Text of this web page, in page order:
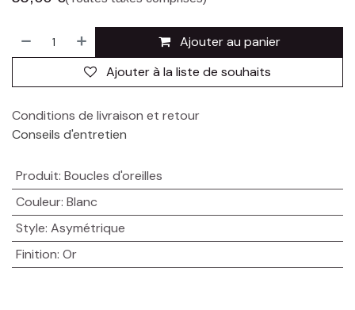
Ajouter au panier
Ajouter à la liste de souhaits
Conditions de livraison et retour
Conseils d'entretien
Produit: Boucles d'oreilles
Couleur: Blanc
Style: Asymétrique
Finition: Or